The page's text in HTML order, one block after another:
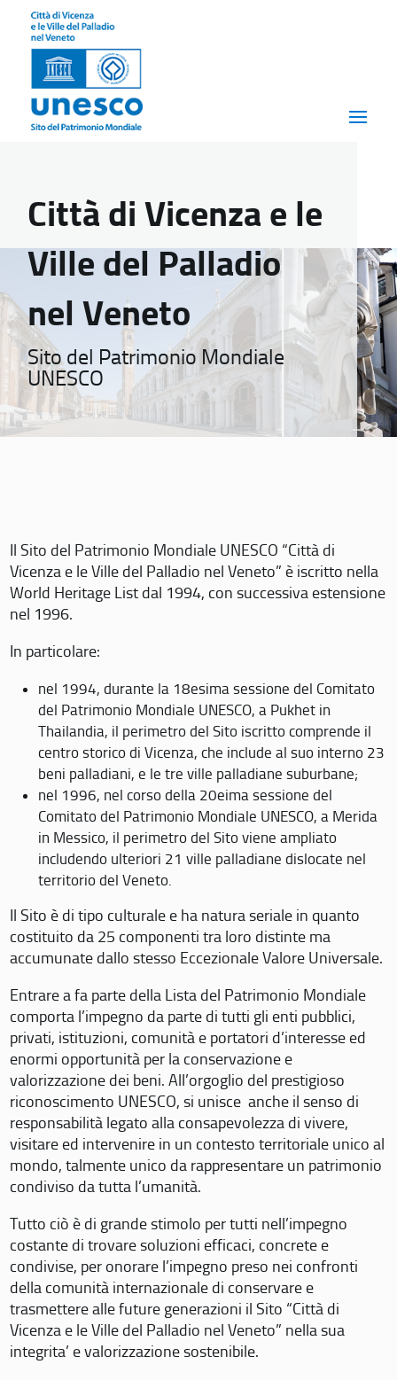
Città di Vicenza e le
Ville del Palladio
nel Veneto
Sito del Patrimonio Mondiale
UNESCO
Il Sito del Patrimonio Mondiale UNESCO “Città di
Vicenza e le Ville del Palladio nel Veneto” è iscritto nella
World Heritage List dal 1994, con successiva estensione
nel 1996.
In particolare:
nel 1994, durante la 18esima sessione del Comitato
del Patrimonio Mondiale UNESCO, a Pukhet in
Thailandia, il perimetro del Sito iscritto comprende il
centro storico di Vicenza, che include al suo interno 23
beni palladiani, e le tre ville palladiane suburbane;
nel 1996, nel corso della 20eima sessione del
Comitato del Patrimonio Mondiale UNESCO, a Merida
in Messico, il perimetro del Sito viene ampliato
includendo ulteriori 21 ville palladiane dislocate nel
territorio del Veneto.
Il Sito è di tipo culturale e ha natura seriale in quanto
costituito da 25 componenti tra loro distinte ma
accumunate dallo stesso Eccezionale Valore Universale.
Entrare a fa parte della Lista del Patrimonio Mondiale
comporta l’impegno da parte di tutti gli enti pubblici,
privati, istituzioni, comunità e portatori d’interesse ed
enormi opportunità per la conservazione e
valorizzazione dei beni. All’orgoglio del prestigioso
riconoscimento UNESCO, si unisce anche il senso di
responsabilità legato alla consapevolezza di vivere,
visitare ed intervenire in un contesto territoriale unico al
mondo, talmente unico da rappresentare un patrimonio
condiviso da tutta l’umanità.
Tutto ciò è di grande stimolo per tutti nell’impegno
costante di trovare soluzioni efficaci, concrete e
condivise, per onorare l’impegno preso nei confronti
della comunità internazionale di conservare e
trasmettere alle future generazioni il Sito “Città di
Vicenza e le Ville del Palladio nel Veneto” nella sua
integrita’ e valorizzazione sostenibile.